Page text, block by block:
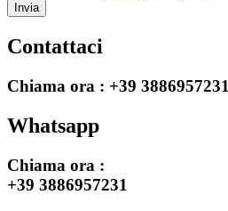
Invia
Contattaci
Chiama ora : +39 3886957231
Whatsapp
Chiama ora :
+39 3886957231